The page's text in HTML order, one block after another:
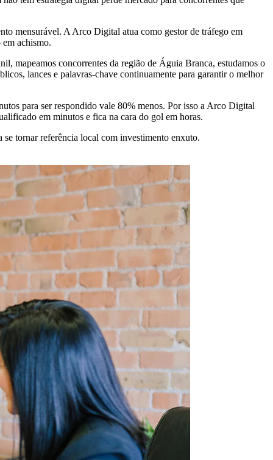
mensurável. A Arco Digital atua como gestor de tráfego em
achismo.
mapeamos concorrentes da região de Águia Branca, estudamos o
lances e palavras-chave continuamente para garantir o melhor
para ser respondido vale 80% menos. Por isso a Arco Digital
em minutos e fica na cara do gol em horas.
tornar referência local com investimento enxuto.